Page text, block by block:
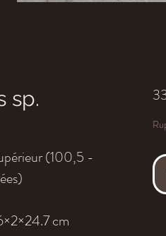
sp.
(100,5 -
cm